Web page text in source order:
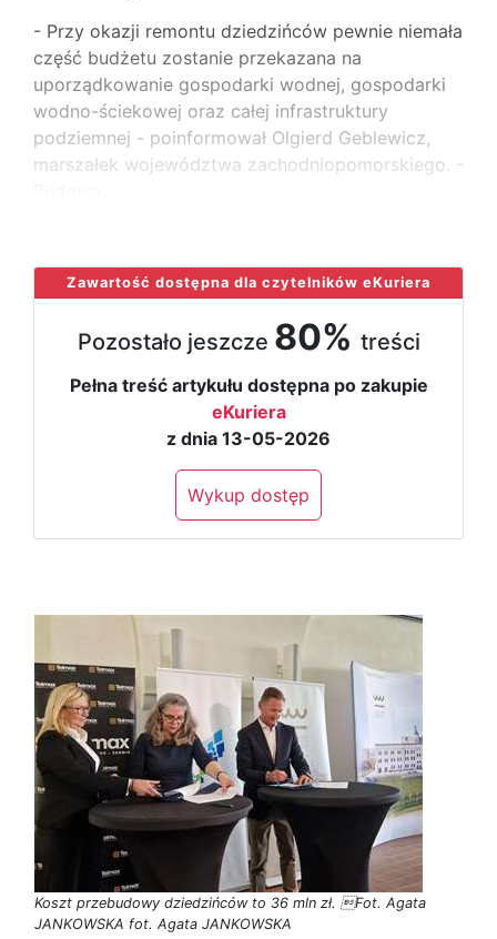
- Przy okazji remontu dziedzińców pewnie niemała
część budżetu zostanie przekazana na
uporządkowanie gospodarki wodnej, gospodarki
wodno-ściekowej oraz całej infrastruktury
podziemnej - poinformował Olgierd Geblewicz,
marszałek województwa zachodniopomorskiego. -
Zawartość dostępna dla czytelników eKuriera
Pozostało jeszcze 80% treści
Pełna treść artykułu dostępna po zakupie
eKuriera
z dnia 13-05-2026
Wykup dostęp
Koszt przebudowy dziedzińców to 36 mln zł. Fot. Agata
JANKOWSKA fot. Agata JANKOWSKA